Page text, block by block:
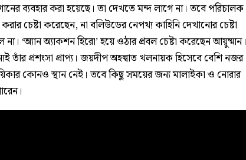
ব্যবহার করা হয়েছে। তা দেখতে মন্দ লাগে না। তবে পরিচালক
চেষ্টা করেছেন, না বলিউডের নেপথ্য কাহিনি দেখানোর চেষ্টা
‘অ্যান অ্যাকশন হিরো’ হয়ে ওঠার প্রবল চেষ্টা করেছেন আয়ুষ্মান।
তাঁর প্রশংসা প্রাপ্য। জয়দীপ অহল্বাত খলনায়ক হিসেবে বেশি নজর
কোনও স্থান নেই। তবে কিছু সময়ের জন্য মালাইকা ও নোরার